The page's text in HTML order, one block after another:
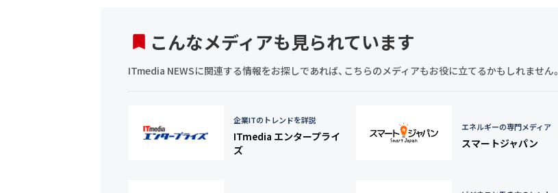
こんなメディアも見られています
ITmedia NEWSに関連する情報をお探しであれば、こちらのメディアもお役に立てるかもしれません。
企業ITのトレンドを詳説
ITmedia エンタープライ
ズ
エネルギーの専門メディア
スマートジャパン